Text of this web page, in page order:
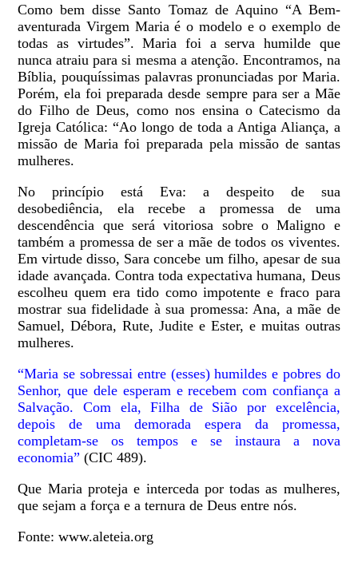
Como bem disse Santo Tomaz de Aquino “A Bem-
aventurada Virgem Maria é o modelo e o exemplo de
todas as virtudes”. Maria foi a serva humilde que
nunca atraiu para si mesma a atenção. Encontramos, na
Bíblia, pouquíssimas palavras pronunciadas por Maria.
Porém, ela foi preparada desde sempre para ser a Mãe
do Filho de Deus, como nos ensina o Catecismo da
Igreja Católica: “Ao longo de toda a Antiga Aliança, a
missão de Maria foi preparada pela missão de santas
mulheres.
No princípio está Eva: a despeito de sua
desobediência, ela recebe a promessa de uma
descendência que será vitoriosa sobre o Maligno e
também a promessa de ser a mãe de todos os viventes.
Em virtude disso, Sara concebe um filho, apesar de sua
idade avançada. Contra toda expectativa humana, Deus
escolheu quem era tido como impotente e fraco para
mostrar sua fidelidade à sua promessa: Ana, a mãe de
Samuel, Débora, Rute, Judite e Ester, e muitas outras
mulheres.
“Maria se sobressai entre (esses) humildes e pobres do
Senhor, que dele esperam e recebem com confiança a
Salvação. Com ela, Filha de Sião por excelência,
depois de uma demorada espera da promessa,
completam-se os tempos e se instaura a nova
economia” (CIC 489).
Que Maria proteja e interceda por todas as mulheres,
que sejam a força e a ternura de Deus entre nós.
Fonte: www.aleteia.org